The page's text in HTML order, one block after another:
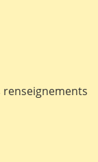
renseignements